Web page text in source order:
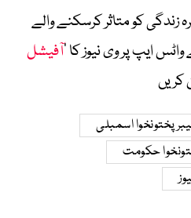
زندگی کو متاثر کرسکنے والے
ایپ پر وی نیوز کا ’آفیشل
کریں
اسمبلی
حکومت